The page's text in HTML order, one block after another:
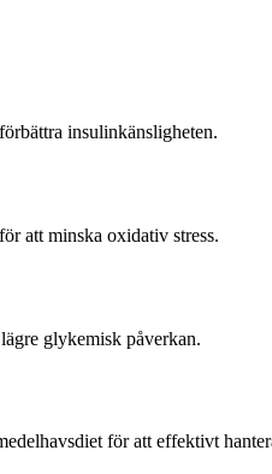
insulinkänsligheten.
att minska oxidativ stress.
glykemisk påverkan.
för att effektivt